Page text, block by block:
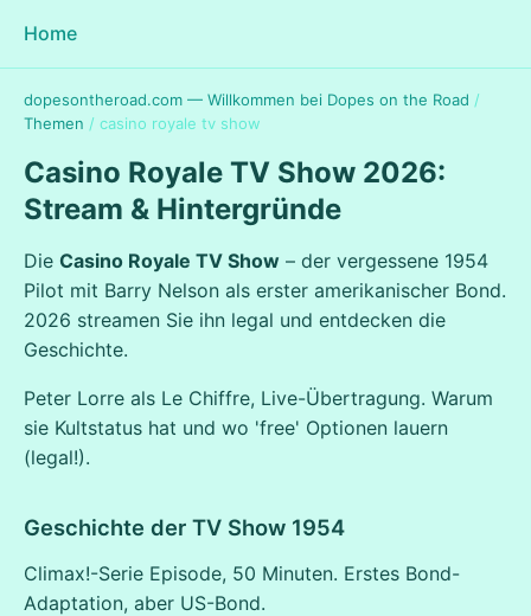
Home
dopesontheroad.com — Willkommen bei Dopes on the Road /
Themen / casino royale tv show
Casino Royale TV Show 2026:
Stream & Hintergründe
Die Casino Royale TV Show – der vergessene 1954
Pilot mit Barry Nelson als erster amerikanischer Bond.
2026 streamen Sie ihn legal und entdecken die
Geschichte.
Peter Lorre als Le Chiffre, Live-Übertragung. Warum
sie Kultstatus hat und wo 'free' Optionen lauern
(legal!).
Geschichte der TV Show 1954
Climax!-Serie Episode, 50 Minuten. Erstes Bond-
Adaptation, aber US-Bond.